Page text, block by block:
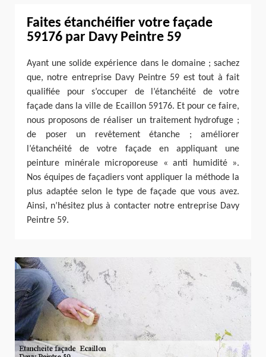
Faites étanchéifier votre façade
59176 par Davy Peintre 59
Ayant une solide expérience dans le domaine ; sachez
que, notre entreprise Davy Peintre 59 est tout à fait
qualifiée pour s’occuper de l’étanchéité de votre
façade dans la ville de Ecaillon 59176. Et pour ce faire,
nous proposons de réaliser un traitement hydrofuge ;
de poser un revêtement étanche ; améliorer
l’étanchéité de votre façade en appliquant une
peinture minérale microporeuse « anti humidité ».
Nos équipes de façadiers vont appliquer la méthode la
plus adaptée selon le type de façade que vous avez.
Ainsi, n’hésitez plus à contacter notre entreprise Davy
Peintre 59.